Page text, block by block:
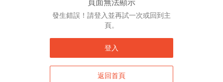
頁面無法顯示
發生錯誤！請登入並再試一次或回到主
頁。
登入
返回首頁